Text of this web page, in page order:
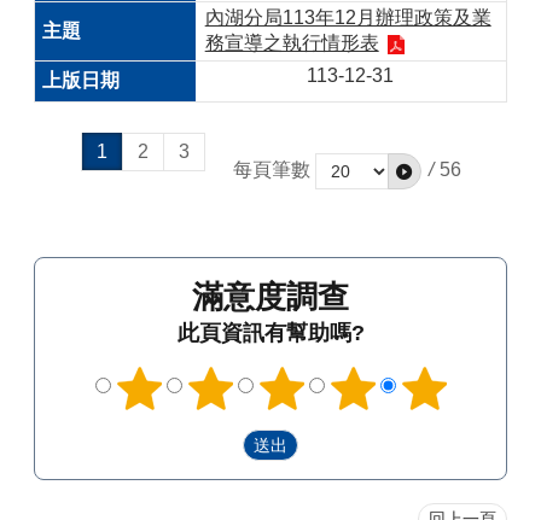
內湖分局113年12月辦理政策及業
務宣導之執行情形表
113-12-31
1 2
3
每頁筆數
/ 56
滿意度調查
此頁資訊有幫助嗎?